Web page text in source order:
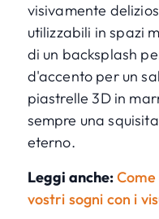
visivamente
utilizzabili in spazi
di un backsplash
d'accento per un
piastrelle 3D in
sempre una
eterno.
Leggi anche:
vostri sogni con i